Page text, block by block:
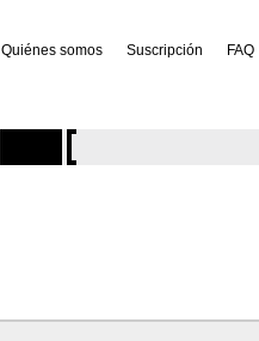
Quiénes somos Suscripción FAQ